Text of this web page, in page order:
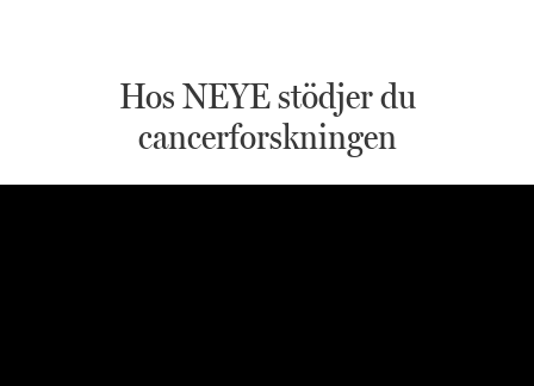
Hos NEYE stödjer du
cancerforskningen